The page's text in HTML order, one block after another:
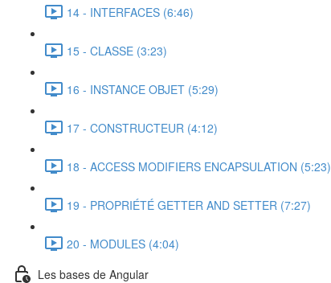
14 - INTERFACES (6:46)
15 - CLASSE (3:23)
16 - INSTANCE OBJET (5:29)
17 - CONSTRUCTEUR (4:12)
18 - ACCESS MODIFIERS ENCAPSULATION (5:23)
19 - PROPRIÉTÉ GETTER AND SETTER (7:27)
20 - MODULES (4:04)
Les bases de Angular